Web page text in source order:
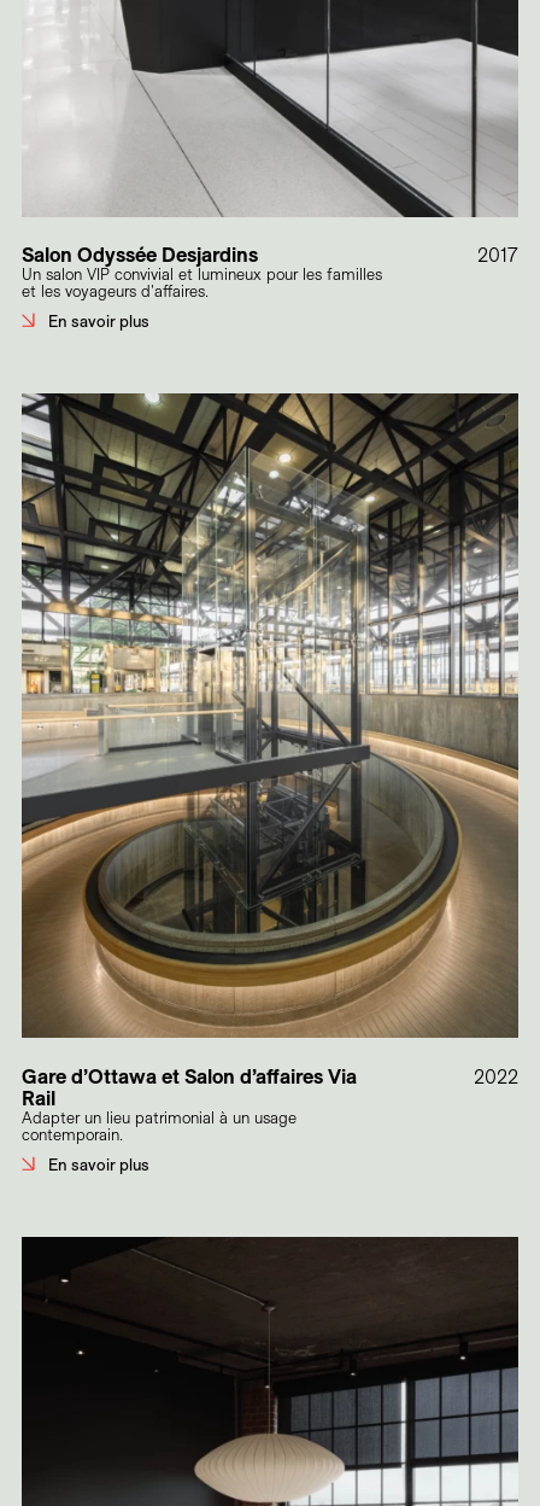
Salon Odyssée Desjardins
Un salon VIP convivial et lumineux pour les familles
et les voyageurs d'affaires.
En savoir plus
2017
Gare d’Ottawa et Salon d’affaires Via
Rail
Adapter un lieu patrimonial à un usage
contemporain.
En savoir plus
2022